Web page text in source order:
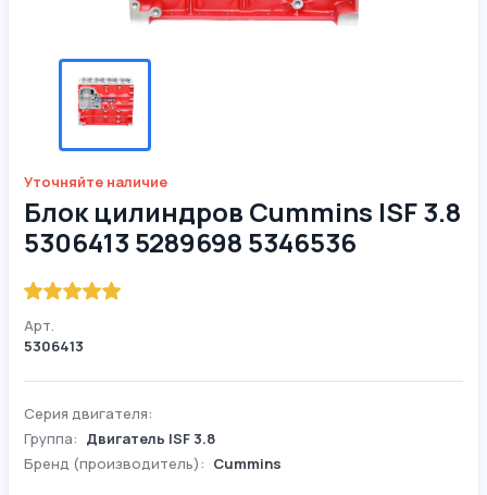
Уточняйте наличие
Блок цилиндров Cummins ISF 3.8
5306413 5289698 5346536
Арт.
5306413
Серия двигателя:
Группа: Двигатель ISF 3.8
Бренд (производитель): Cummins